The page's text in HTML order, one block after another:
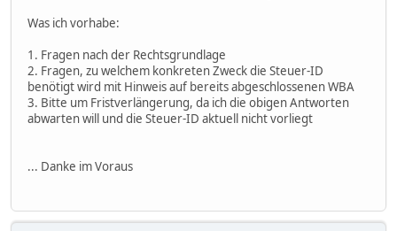
Was ich vorhabe:
1. Fragen nach der Rechtsgrundlage
2. Fragen, zu welchem konkreten Zweck die Steuer-ID
benötigt wird mit Hinweis auf bereits abgeschlossenen WBA
3. Bitte um Fristverlängerung, da ich die obigen Antworten
abwarten will und die Steuer-ID aktuell nicht vorliegt
... Danke im Voraus